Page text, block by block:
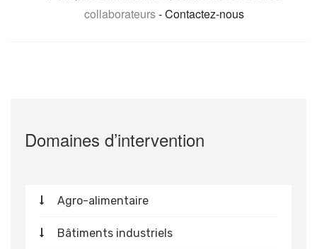
collaborateurs- Contactez-nous
Domaines d’intervention
Agro-alimentaire
Bâtiments industriels